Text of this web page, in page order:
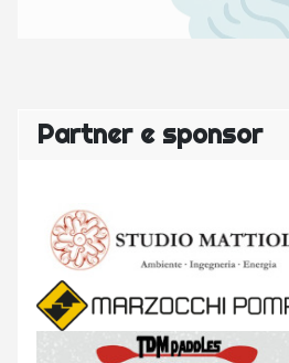
Partner e sponsor